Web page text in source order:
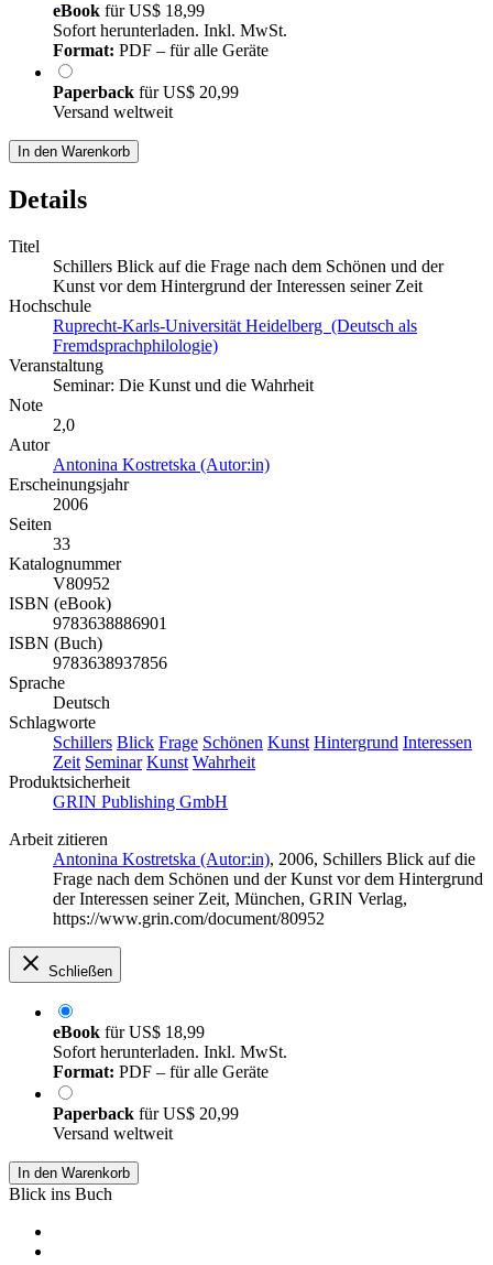
eBook fürUS$ 18,99
Sofort herunterladen. Inkl. MwSt.
Format: PDF – für alle Geräte
Paperback fürUS$ 20,99
Versand weltweit
In den Warenkorb
Details
Titel
Schillers Blick auf die Frage nach dem Schönen und der
Kunst vor dem Hintergrund der Interessen seiner Zeit
Hochschule
Ruprecht-Karls-Universität Heidelberg (Deutsch als
Fremdsprachphilologie)
Veranstaltung
Seminar: Die Kunst und die Wahrheit
Note
2,0
Autor
Antonina Kostretska (Autor:in)
Erscheinungsjahr
2006
Seiten
33
Katalognummer
V80952
ISBN (eBook)
9783638886901
ISBN (Buch)
9783638937856
Sprache
Deutsch
Schlagworte
Schillers Blick Frage Schönen Kunst Hintergrund Interessen
Zeit Seminar Kunst Wahrheit
Produktsicherheit
GRIN Publishing GmbH
Arbeit zitieren
Antonina Kostretska (Autor:in), 2006, Schillers Blick auf die
Frage nach dem Schönen und der Kunst vor dem Hintergrund
der Interessen seiner Zeit, München, GRIN Verlag,
https://www.grin.com/document/80952
Schließen
eBook fürUS$ 18,99
Sofort herunterladen. Inkl. MwSt.
Format: PDF – für alle Geräte
Paperback fürUS$ 20,99
Versand weltweit
In den Warenkorb
Blick ins Buch